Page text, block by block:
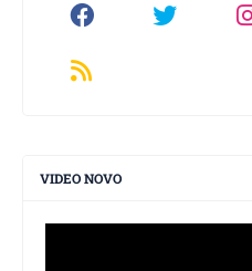
VIDEO NOVO